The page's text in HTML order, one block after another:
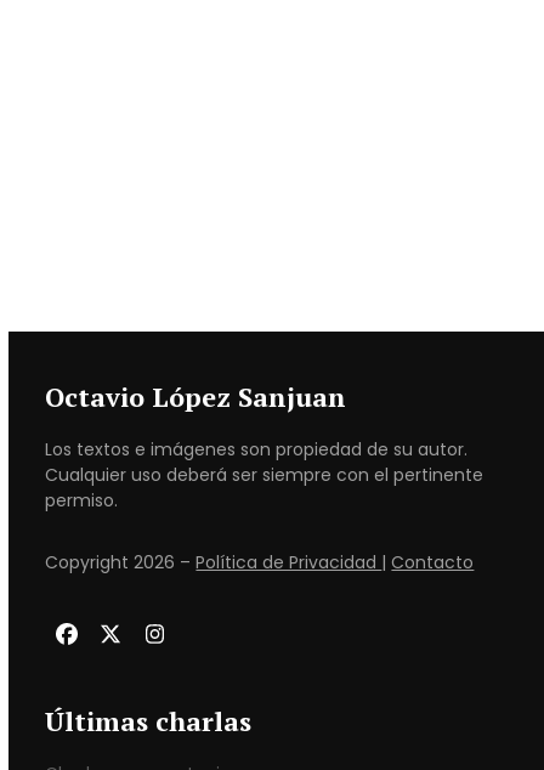
Octavio López Sanjuan
Los textos e imágenes son propiedad de su autor.
Cualquier uso deberá ser siempre con el pertinente
permiso.
Copyright 2026 –Política de Privacidad |Contacto
Facebook
TwitterInstagram
Últimas charlas